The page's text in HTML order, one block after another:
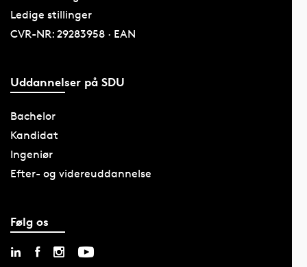
Ledige stillinger
CVR-NR: 29283958 · EAN
Uddannelser på SDU
Bachelor
Kandidat
Ingeniør
Efter- og videreuddannelse
Følg os